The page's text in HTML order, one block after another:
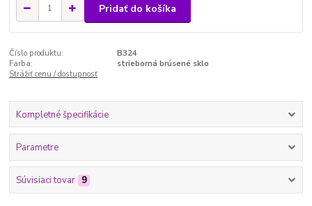
Pridať do košíka
Číslo produktu:
B324
Farba:
strieborná brúsené sklo
Strážiť cenu / dostupnosť
Kompletné špecifikácie
Parametre
Súvisiaci tovar 9